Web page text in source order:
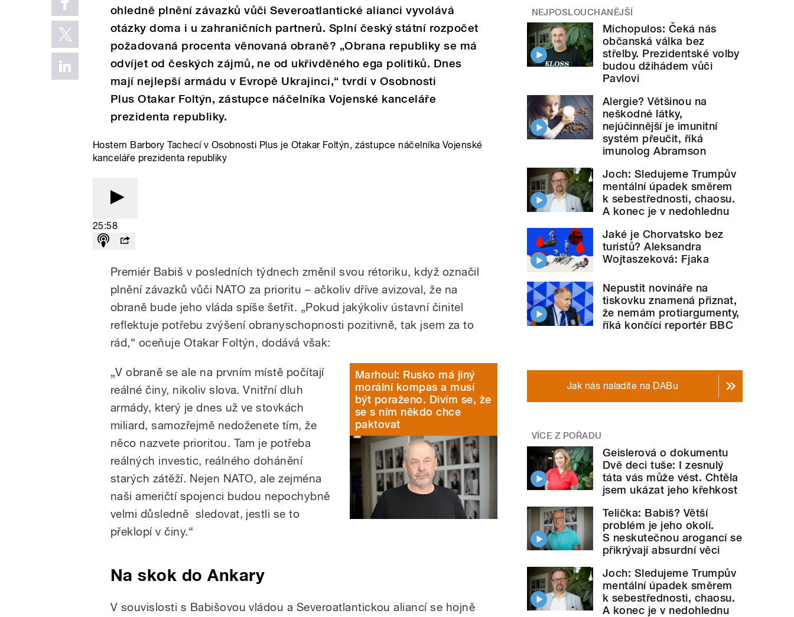
ohledně plnění závazků vůči Severoatlantické alianci vyvolává
otázky doma i u zahraničních partnerů. Splní český státní rozpočet
požadovaná procenta věnovaná obraně? „Obrana republiky se má
odvíjet od českých zájmů, ne od ukřivděného ega politiků. Dnes
mají nejlepší armádu v Evropě Ukrajinci,“ tvrdí v Osobnosti
Plus Otakar Foltýn, zástupce náčelníka Vojenské kanceláře
prezidenta republiky.
Hostem Barbory Tachecí v Osobnosti Plus je Otakar Foltýn, zástupce náčelníka Vojenské
kanceláře prezidenta republiky
25:58
Premiér Babiš v posledních týdnech změnil svou rétoriku, když označil
plnění závazků vůči NATO za prioritu – ačkoliv dříve avizoval, že na
obraně bude jeho vláda spíše šetřit. „Pokud jakýkoliv ústavní činitel
reflektuje potřebu zvýšení obranyschopnosti pozitivně, tak jsem za to
rád,“ oceňuje Otakar Foltýn, dodává však:
Marhoul: Rusko má jiný
morální kompas a musí
být poraženo. Divím se, že
se s ním někdo chce
paktovat
„V obraně se ale na prvním místě počítají
reálné činy, nikoliv slova. Vnitřní dluh
armády, který je dnes už ve stovkách
miliard, samozřejmě nedoženete tím, že
něco nazvete prioritou. Tam je potřeba
reálných investic, reálného dohánění
starých zátěží. Nejen NATO, ale zejména
naši američtí spojenci budou nepochybně
velmi důsledně sledovat, jestli se to
překlopí v činy.“
Na skok do Ankary
V souvislosti s Babišovou vládou a Severoatlantickou aliancí se hojně
NEJPOSLOUCHANĚJŠÍ
Michopulos: Čeká nás
občanská válka bez
střelby. Prezidentské volby
budou džihádem vůči
Pavlovi
Alergie? Většinou na
neškodné látky,
nejúčinnější je imunitní
systém přeučit, říká
imunolog Abramson
Joch: Sledujeme Trumpův
mentální úpadek směrem
k sebestřednosti, chaosu.
A konec je v nedohlednu
Jaké je Chorvatsko bez
turistů? Aleksandra
Wojtaszeková: Fjaka
Nepustit novináře na
tiskovku znamená přiznat,
že nemám protiargumenty,
říká končící reportér BBC
Jak nás naladíte na DABu
VÍCE Z POŘADU
Geislerová o dokumentu
Dvě deci tuše: I zesnulý
táta vás může vést. Chtěla
jsem ukázat jeho křehkost
Telička: Babiš? Větší
problém je jeho okolí.
S neskutečnou arogancí se
přikrývají absurdní věci
Joch: Sledujeme Trumpův
mentální úpadek směrem
k sebestřednosti, chaosu.
A konec je v nedohlednu